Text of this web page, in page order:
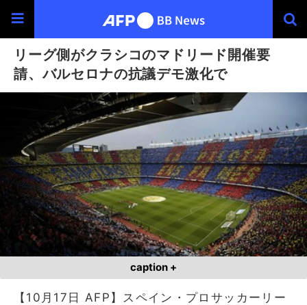
リーグ側がクラシコのマドリード開催要
請、バルセロナの抗議デモ激化で
caption +
【10月17日 AFP】スペイン・プロサッカーリー